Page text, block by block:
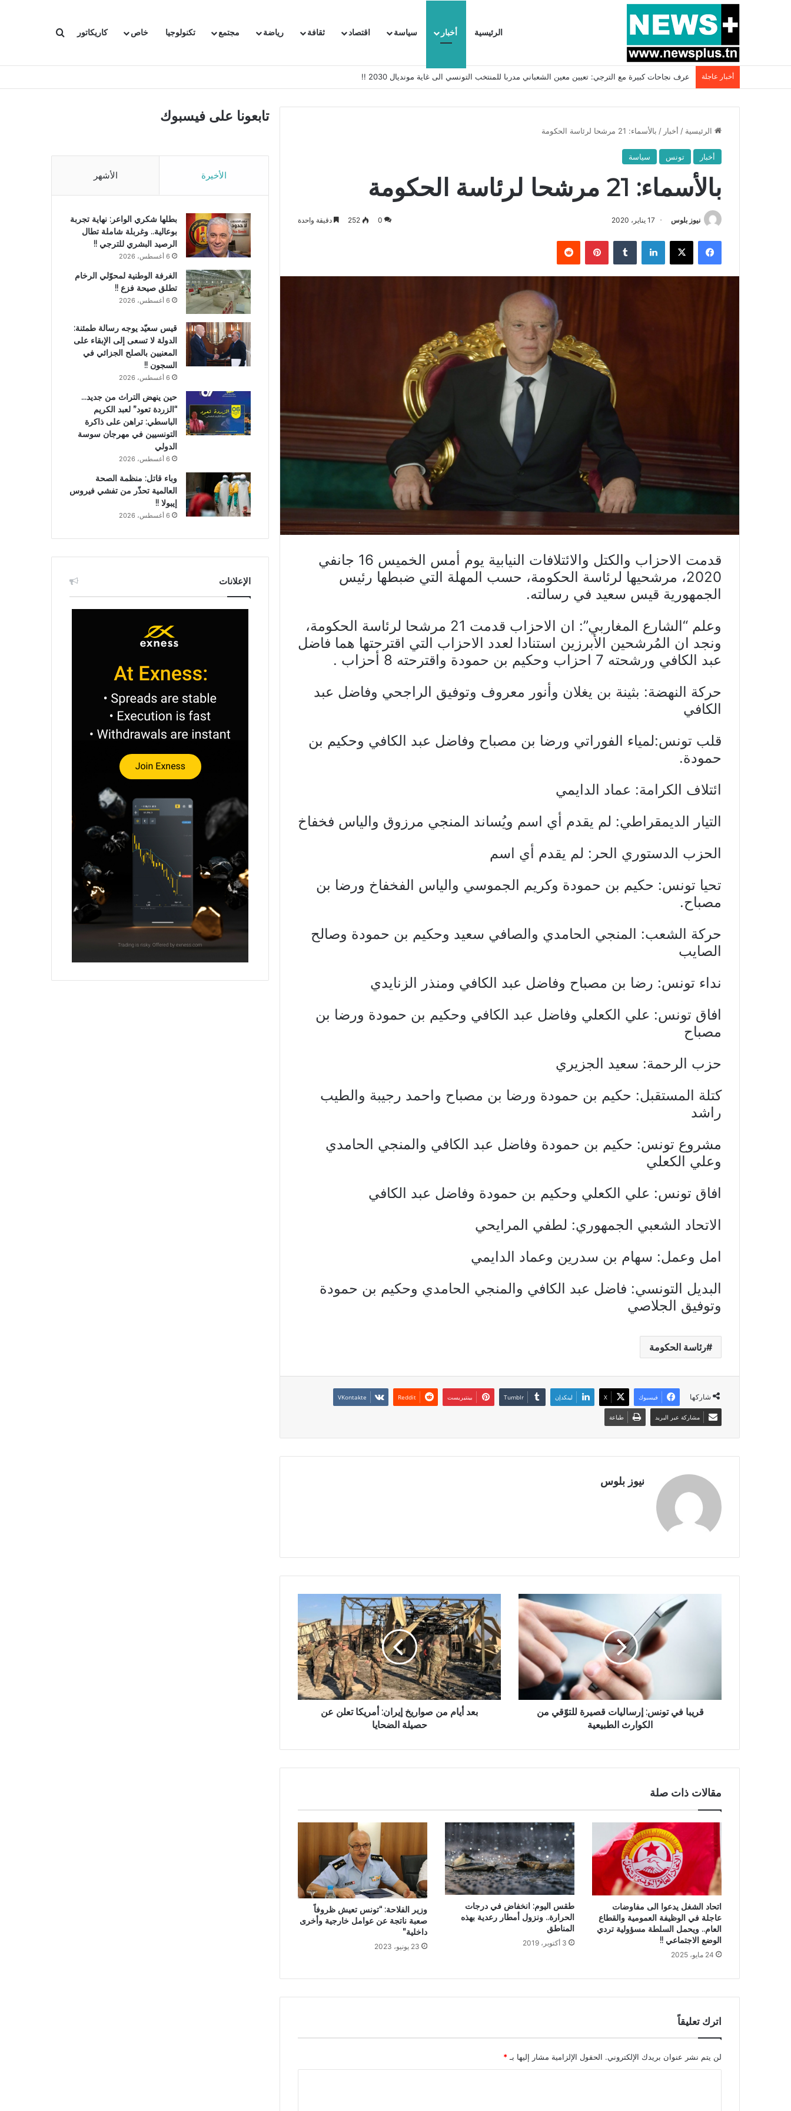
الرئيسية أخبار سياسة اقتصاد ثقافة رياضة مجتمع تكنولوجيا خاص كاريكاتور بحث عن
أخبار عاجلة بسبب المرزوقي وبتكليف من سعيّد: الخارجية تستدعي السفيرة الفرنسية بتونس وتبلغها احتجاجا شديد اللهجة !!
الرئيسية / أخبار / بالأسماء: 21 مرشحا لرئاسة الحكومة
أخبار تونس سياسة
بالأسماء: 21 مرشحا لرئاسة الحكومة
نيوز بلوس 17 يناير، 2020 0
252 دقيقة واحدة
فيسبوك X لينكدإن بينتيريست
قدمت الاحزاب والكتل والائتلافات النيابية يوم أمس الخميس 16 جانفي
2020، مرشحيها لرئاسة الحكومة، حسب المهلة التي ضبطها رئيس
الجمهورية قيس سعيد في رسالته.
وعلم “الشارع المغاربي”: ان الاحزاب قدمت 21 مرشحا لرئاسة الحكومة،
ونجد ان المُرشحين الأبرزين استنادا لعدد الاحزاب التي اقترحتها هما فاضل
عبد الكافي ورشحته 7 احزاب وحكيم بن حمودة واقترحته 8 أحزاب .
حركة النهضة: بثينة بن يغلان وأنور معروف وتوفيق الراجحي وفاضل عبد
الكافي
قلب تونس:لمياء الفوراتي ورضا بن مصباح وفاضل عبد الكافي وحكيم بن
حمودة.
ائتلاف الكرامة: عماد الدايمي
التيار الديمقراطي: لم يقدم أي اسم ويُساند المنجي مرزوق والياس فخفاخ
الحزب الدستوري الحر: لم يقدم أي اسم
تحيا تونس: حكيم بن حمودة وكريم الجموسي والياس الفخفاخ ورضا بن
مصباح.
حركة الشعب: المنجي الحامدي والصافي سعيد وحكيم بن حمودة وصالح
الصايب
نداء تونس: رضا بن مصباح وفاضل عبد الكافي ومنذر الزنايدي
افاق تونس: علي الكعلي وفاضل عبد الكافي وحكيم بن حمودة ورضا بن
مصباح
حزب الرحمة: سعيد الجزيري
كتلة المستقبل: حكيم بن حمودة ورضا بن مصباح واحمد رجيبة والطيب
راشد
مشروع تونس: حكيم بن حمودة وفاضل عبد الكافي والمنجي الحامدي
وعلي الكعلي
افاق تونس: علي الكعلي وحكيم بن حمودة وفاضل عبد الكافي
الاتحاد الشعبي الجمهوري: لطفي المرايحي
امل وعمل: سهام بن سدرين وعماد الدايمي
البديل التونسي: فاضل عبد الكافي والمنجي الحامدي وحكيم بن حمودة
وتوفيق الجلاصي
رئاسة الحكومة
شاركها فيسبوك X لينكدإن بينتيريست
مشاركة عبر البريد طباعة
نيوز بلوس
قريبا في تونس: إرساليات قصيرة للتوّقي من
الكوارث الطبيعية
بعد أيام من صواريخ إيران: أمريكا تعلن عن
حصيلة الضحايا
مقالات ذات صلة
اتحاد الشغل يدعوا الى مفاوضات
عاجلة في الوظيفة العمومية والقطاع
العام.. ويحمل السلطة مسؤولية تردي
الوضع الاجتماعي !!
24 مايو، 2025
طقس اليوم: انخفاض في درجات
الحرارة.. ونزول أمطار رعدية بهذه
المناطق
3 أكتوبر، 2019
وزير الفلاحة: “تونس تعيش ظروفاً
صعبة ناتجة عن عوامل خارجية وأخرى
داخلية”
23 يونيو، 2023
اترك تعليقاً
لن يتم نشر عنوان بريدك الإلكتروني. الحقول الإلزامية مشار إليها بـ *
تابعونا على فيسبوك
الأخيرة الأشهر
بطلها شكري الواعر: نهاية تجربة
بوعالية.. وغربلة شاملة تطال
الرصيد البشري للترجي !!
6 أغسطس، 2026
الغرفة الوطنية لمحوّلي الرخام
تطلق صيحة فزع !!
6 أغسطس، 2026
قيس سعيّد يوجه رسالة طمئنة:
الدولة لا تسعى إلى الإبقاء على
المعنيين بالصلح الجزائي في
السجون !!
6 أغسطس، 2026
حين ينهض التراث من جديد…
“الزردة تعود” لعبد الكريم
الباسطي: تراهن على ذاكرة
التونسيين في مهرجان سوسة
الدولي
6 أغسطس، 2026
وباء قاتل: منظمة الصحة
العالمية تحذّر من تفشي فيروس
إيبولا !!
6 أغسطس، 2026
الإعلانات